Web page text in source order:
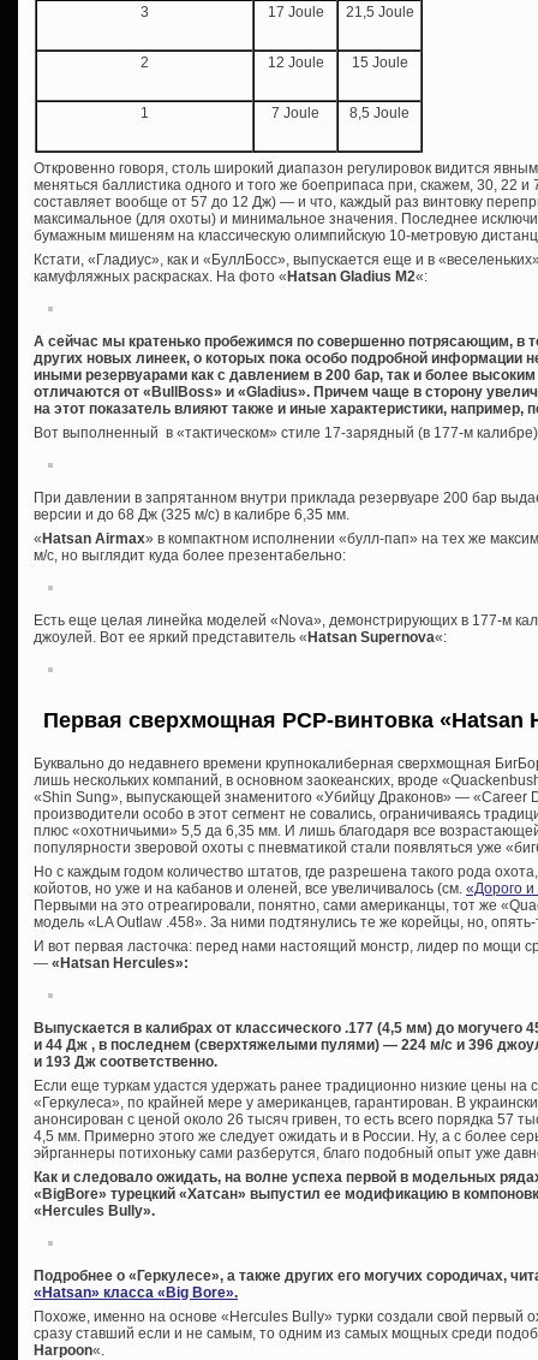
3 17 Joule 21,5 Joule
2 12 Joule 15 Joule
1 7 Joule 8,5 Joule
Откровенно говоря, столь широкий диапазон регулировок видится
меняться баллистика одного и того же боеприпаса при, скажем, 30, 22
составляет вообще от 57 до 12 Дж) — и что, каждый раз винтовку
максимальное (для охоты) и минимальное значения. Последнее
бумажным мишеням на классическую олимпийскую 10-метровую
Кстати, «Гладиус», как и «БуллБосс», выпускается еще и в
камуфляжных раскрасках. На фото «Hatsan Gladius M2«:
А сейчас мы кратенько пробежимся по совершенно потрясающим, в
других новых линеек, о которых пока особо подробной информации
иными резервуарами как с давлением в 200 бар, так и более
отличаются от «BullBoss» и «Gladius». Причем чаще в сторону
на этот показатель влияют также и иные характеристики, например,
Вот выполненный в «тактическом» стиле 17-зарядный (в 177-м
При давлении в запрятанном внутри приклада резервуаре 200 бар
версии и до 68 Дж (325 м/с) в калибре 6,35 мм.
«Hatsan Airmax» в компактном исполнении «булл-пап» на тех же
м/с, но выглядит куда более презентабельно:
Есть еще целая линейка моделей «Nova», демонстрирующих в 177-м
джоулей. Вот ее яркий представитель «Hatsan Supernova«:
Первая сверхмощная PCP-винтовка «Hatsan
Буквально до недавнего времени крупнокалиберная сверхмощная
лишь нескольких компаний, в основном заокеанских, вроде
«Shin Sung», выпускающей знаменитого «Убийцу Драконов» — «Career
производители особо в этот сегмент не совались, ограничиваясь
плюс «охотничьими» 5,5 да 6,35 мм. И лишь благодаря все
популярности зверовой охоты с пневматикой стали появляться уже
Но с каждым годом количество штатов, где разрешена такого рода
койотов, но уже и на кабанов и оленей, все увеличивалось (см. «Дорого и
Первыми на это отреагировали, понятно, сами американцы, тот же
модель «LA Outlaw .458». За ними подтянулись те же корейцы, но, опять-
И вот первая ласточка: перед нами настоящий монстр, лидер по мощи
— «Hatsan Hercules»:
Выпускается в калибрах от классического .177 (4,5 мм) до могучего
и 44 Дж , в последнем (сверхтяжелыми пулями) — 224 м/с и 396
и 193 Дж соответственно.
Если еще туркам удастся удержать ранее традиционно низкие цены на
«Геркулеса», по крайней мере у американцев, гарантирован. В
анонсирован с ценой около 26 тысяч гривен, то есть всего порядка 57
4,5 мм. Примерно этого же следует ожидать и в России. Ну, а с более
эйрганнеры потихоньку сами разберутся, благо подобный опыт уже
Как и следовало ожидать, на волне успеха первой в модельных
«BigBore» турецкий «Хатсан» выпустил ее модификацию в
«Hercules Bully».
Подробнее о «Геркулесе», а также других его могучих сородичах,
«Hatsan» класса «Big Bore».
Похоже, именно на основе «Hercules Bully» турки создали свой первый
сразу ставший если и не самым, то одним из самых мощных среди
Harpoon«.